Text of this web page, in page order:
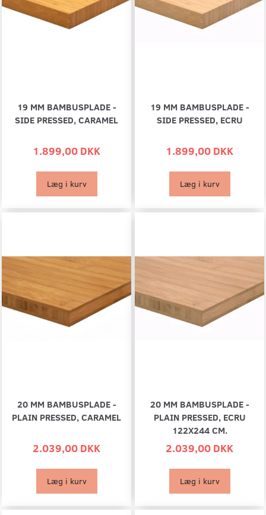
19 MM BAMBUSPLADE -
SIDE PRESSED, CARAMEL
1.899,00 DKK
Læg i kurv
19 MM BAMBUSPLADE -
SIDE PRESSED, ECRU
1.899,00 DKK
Læg i kurv
20 MM BAMBUSPLADE -
PLAIN PRESSED, CARAMEL
2.039,00 DKK
Læg i kurv
20 MM BAMBUSPLADE -
PLAIN PRESSED, ECRU
122X244 CM.
2.039,00 DKK
Læg i kurv